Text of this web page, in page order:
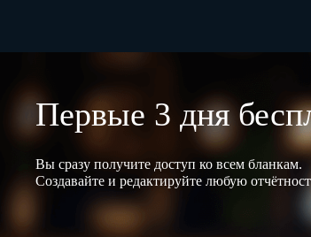
Первые 3 дня
Вы сразу получите доступ ко всем бланкам.
Создавайте и редактируйте любую